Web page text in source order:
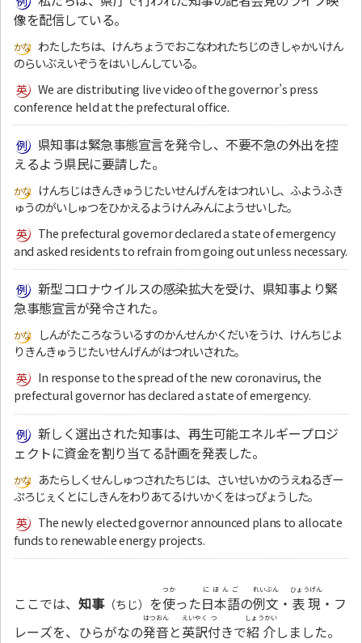
像を配信している。
わたしたちは、けんちょうでおこなわれたちじのきしゃかいけん
のらいぶえいぞうをはいしんしている。
We are distributing live video of the governor’s press
conference held at the prefectural office.
県知事は緊急事態宣言を発令し、不要不急の外出を控
えるよう県民に要請した。
けんちじはきんきゅうじたいせんげんをはつれいし、ふようふき
ゅうのがいしゅつをひかえるようけんみんにようせいした。
The prefectural governor declared a state of emergency
and asked residents to refrain from going out unless necessary.
新型コロナウイルスの感染拡大を受け、県知事より緊
急事態宣言が発令された。
しんがたころなういるすのかんせんかくだいをうけ、けんちじよ
りきんきゅうじたいせんげんがはつれいされた。
In response to the spread of the new coronavirus, the
prefectural governor has declared a state of emergency.
新しく選出された知事は、再生可能エネルギープロジ
ェクトに資金を割り当てる計画を発表した。
あたらしくせんしゅつされたちじは、さいせいかのうえねるぎー
ぷろじぇくとにしきんをわりあてるけいかくをはっぴょうした。
The newly elected governor announced plans to allocate
funds to renewable energy projects.
ここでは、 知事（ちじ） を使
つか
った日本語
にほんご
の例文
れいぶん
・ 表現
ひょうげん
・フ
レーズを、ひらがなの発音
はつおん
と英訳
えいやく
付
つ
きで紹介
しょうかい
しました。